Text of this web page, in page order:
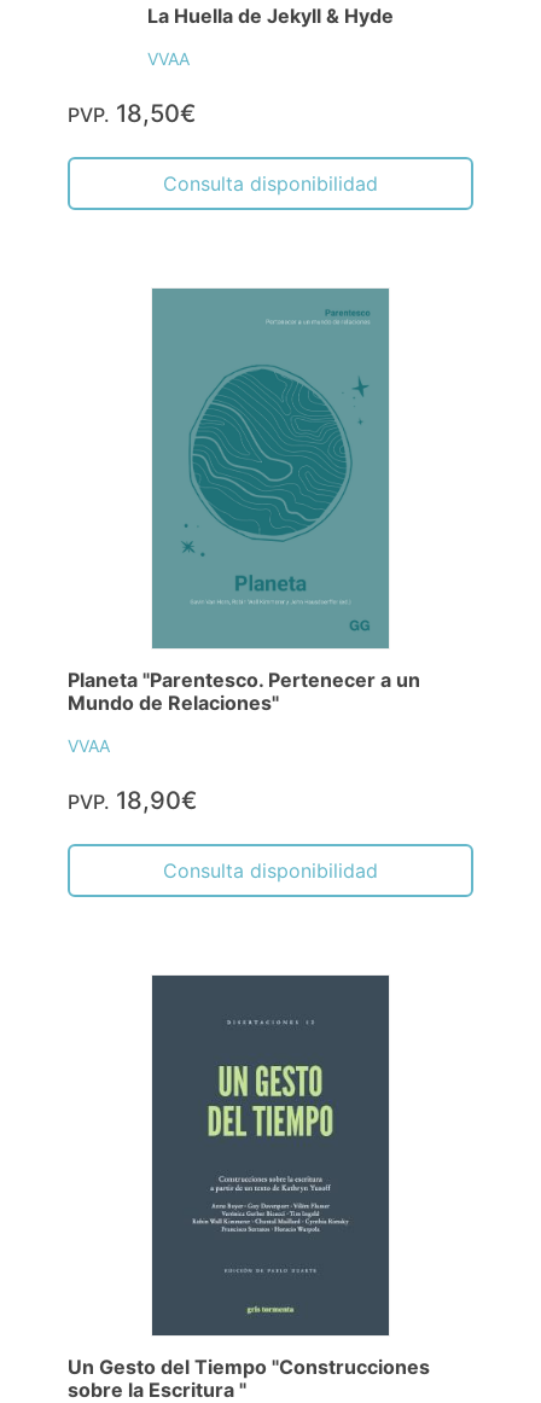
La Huella de Jekyll & Hyde
VVAA
PVP. 18,50€
Consulta disponibilidad
Planeta "Parentesco. Pertenecer a un
Mundo de Relaciones"
VVAA
PVP. 18,90€
Consulta disponibilidad
Un Gesto del Tiempo "Construcciones
sobre la Escritura "